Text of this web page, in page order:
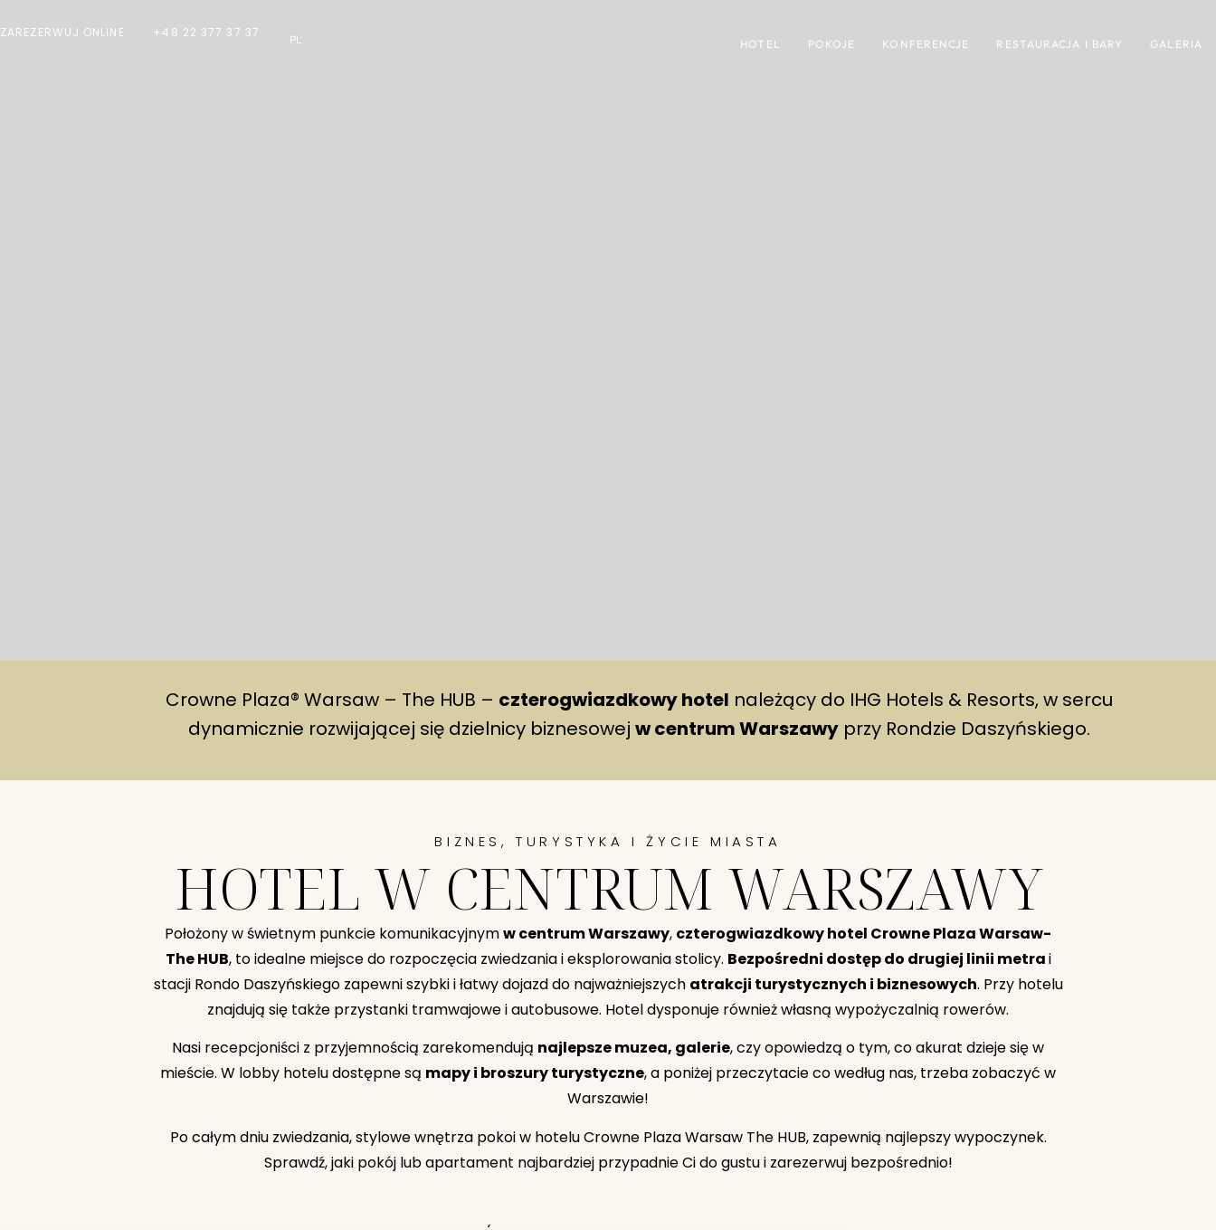
ZAREZERWUJ ONLINE +48 22 377 37 37 PL
EN HOTEL POKOJE KONFERENCJE RESTAURACJA I BARY GALERIA
Crowne Plaza® Warsaw – The HUB – czterogwiazdkowy hotel należący do IHG Hotels & Resorts, w sercu
dynamicznie rozwijającej się dzielnicy biznesowejw centrum Warszawy przy Rondzie Daszyńskiego.
BIZNES, TURYSTYKA I ŻYCIE MIASTA
HOTEL W CENTRUM WARSZAWY
Położony w świetnym punkcie komunikacyjnymw centrum Warszawy, czterogwiazdkowy hotel Crowne Plaza Warsaw-
The HUB, to idealne miejsce do rozpoczęcia zwiedzania i eksplorowania stolicy. Bezpośredni dostęp do drugiej linii metrai
stacji Rondo Daszyńskiego zapewni szybki i łatwy dojazd do najważniejszych atrakcji turystycznych i biznesowych. Przy hotelu
znajdują się także przystanki tramwajowe i autobusowe. Hotel dysponuje również własną wypożyczalnią rowerów.
Nasi recepcjoniści z przyjemnością zarekomendują najlepsze muzea, galerie, czy opowiedzą o tym, co akurat dzieje się w
mieście. W lobby hotelu dostępne są mapy i broszury turystyczne, a poniżej przeczytacie co według nas, trzeba zobaczyć w
Warszawie!
Po całym dniu zwiedzania, stylowe wnętrza pokoi w hotelu Crowne Plaza Warsaw The HUB, zapewnią najlepszy wypoczynek.
Sprawdź, jaki pokój lub apartament najbardziej przypadnie Ci do gustu i zarezerwuj bezpośrednio!